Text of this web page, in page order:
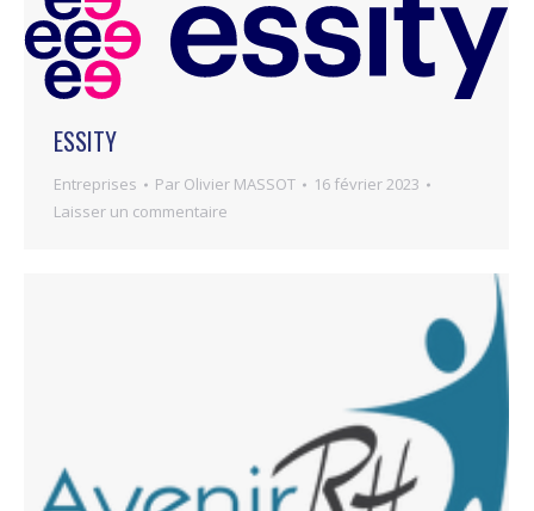
ESSITY
Entreprises Par Olivier MASSOT
16 février 2023
Laisser un commentaire